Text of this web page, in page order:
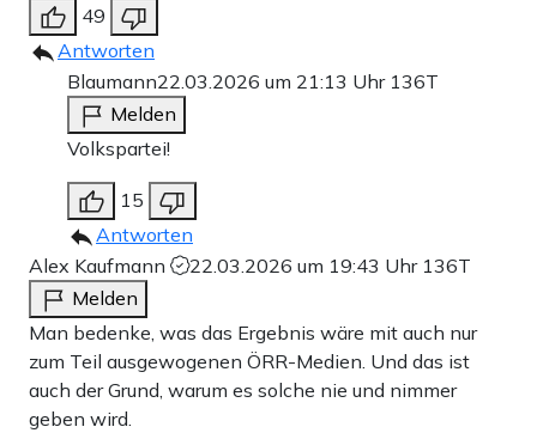
49
Antworten
Blaumann22.03.2026 um 21:13 Uhr 136T
Melden
Volkspartei!
15
Antworten
Alex Kaufmann
22.03.2026 um 19:43 Uhr 136T
Melden
Man bedenke, was das Ergebnis wäre mit auch nur
zum Teil ausgewogenen ÖRR-Medien. Und das ist
auch der Grund, warum es solche nie und nimmer
geben wird.